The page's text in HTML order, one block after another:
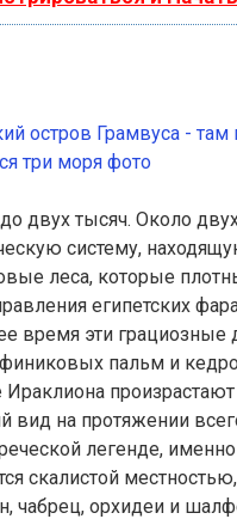
двух тысяч. Около
систему,
леса, которые
египетских
время эти
пальм и
Ираклиона
вид на протяжении
легенде,
скалистой
чабрец, орхидеи и